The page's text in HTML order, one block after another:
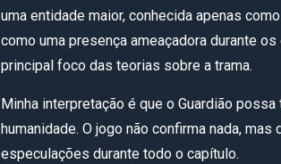
uma entidade maior, conhecida apenas
como uma presença ameaçadora durante
principal foco das teorias sobre a trama.
Minha interpretação é que o Guardião
humanidade. O jogo não confirma nada,
especulações durante todo o capítulo.